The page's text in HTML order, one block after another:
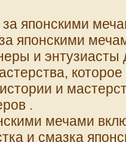
японскими
японскими
и
и
.
мечами
и смазка